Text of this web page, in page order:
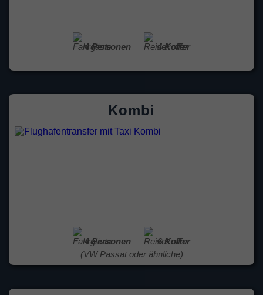
4 Personen 4 Koffer
Kombi
4 Personen
6 Koffer
(VW Passat oder ähnliche)